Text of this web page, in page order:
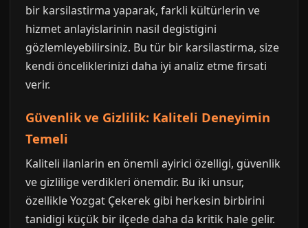
bir karsilastirma yaparak, farkli kültürlerin ve
hizmet anlayislarinin nasil degistigini
gözlemleyebilirsiniz. Bu tür bir karsilastirma, size
kendi önceliklerinizi daha iyi analiz etme firsati
verir.
Güvenlik ve Gizlilik: Kaliteli Deneyimin
Temeli
Kaliteli ilanlarin en önemli ayirici özelligi, güvenlik
ve gizlilige verdikleri önemdir. Bu iki unsur,
özellikle Yozgat Çekerek gibi herkesin birbirini
tanidigi küçük bir ilçede daha da kritik hale gelir.